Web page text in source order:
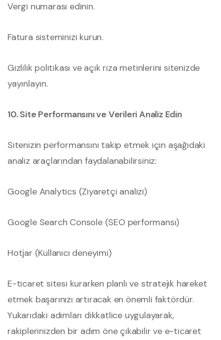
Vergi numarası edinin.
Fatura sisteminizi kurun.
Gizlilik politikası ve açık rıza metinlerini sitenizde
yayınlayın.
10. Site Performansını ve Verileri Analiz Edin
Sitenizin performansını takip etmek için aşağıdaki
analiz araçlarından faydalanabilirsiniz:
Google Analytics (Ziyaretçi analizi)
Google Search Console (SEO performansı)
Hotjar (Kullanıcı deneyimi)
E-ticaret sitesi kurarken planlı ve stratejik hareket
etmek başarınızı artıracak en önemli faktördür.
Yukarıdaki adımları dikkatlice uygulayarak,
rakiplerinizden bir adım öne çıkabilir ve e-ticaret